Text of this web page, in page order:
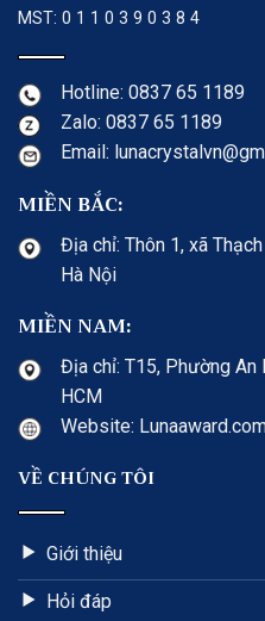
MST: 0 1 1 0 3 9 0 3 8 4
Hotline: 0837 65 1189
Zalo: 0837 65 1189
Email:
MIỀN BẮC:
Địa chỉ: Thôn 1, xã
Hà Nội
MIỀN NAM:
Địa chỉ: T15, Phường An
HCM
Website:
VỀ CHÚNG TÔI
Giới thiệu
Hỏi đáp